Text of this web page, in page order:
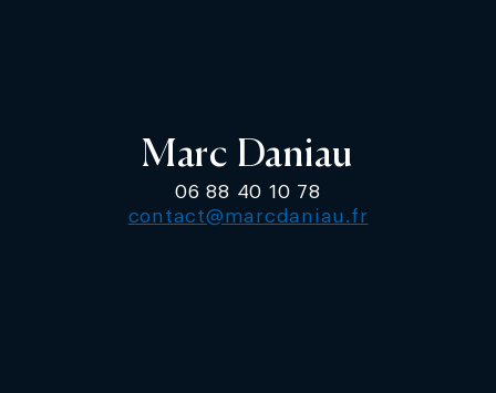
Marc Daniau
06 88 40 10 78
contact@marcdaniau.fr